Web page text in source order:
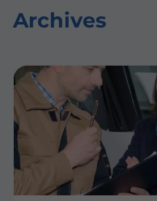
Archives